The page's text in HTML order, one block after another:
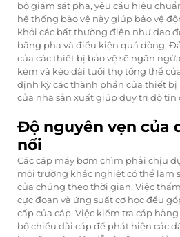
bộ giám sát pha, yêu cầu hiệu
hệ thống bảo vệ này giúp bảo vệ
khỏi các bất thường điện như dao
bằng pha và điều kiện quá dòng.
của các thiết bị bảo vệ sẽ ngăn
kém và kéo dài tuổi thọ tổng thể
định kỳ các thành phần của thiết
của nhà sản xuất giúp duy trì độ tin
Độ nguyên vẹn của
nối
Các cáp máy bơm chìm phải chịu
môi trường khắc nghiệt có thể làm
của chúng theo thời gian. Việc
cực đoan và ứng suất cơ học đều
cấp của cáp. Việc kiểm tra cáp
bộ chiều dài cáp để phát hiện các